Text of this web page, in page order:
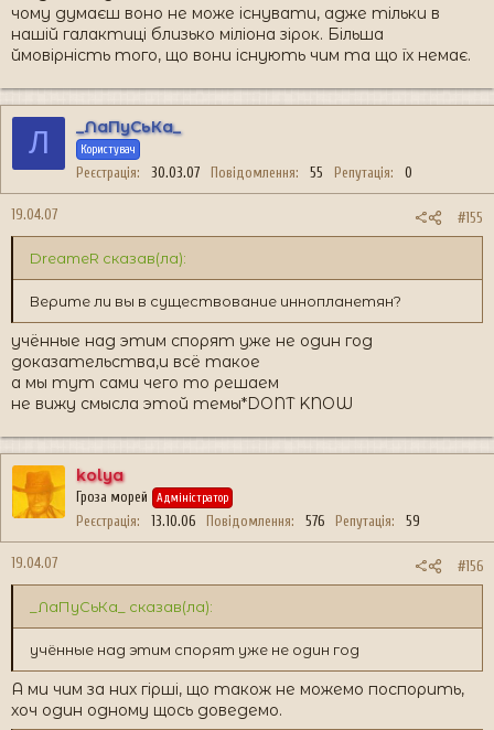
чому думаєш воно не може існувати, адже тільки в
нашій галактиці близько міліона зірок. Більша
ймовірність того, що вони існують чим та що їх немає.
Л _ЛаПуСьКа_
Користувач
Реєстрація 30.03.07 Повідомлення 55 Репутація 0
19.04.07 #155
DreameR сказав(ла):
Верите ли вы в существование иннопланетян?
учённые над этим спорят уже не один год
доказательства,и всё такое
а мы тут сами чего то решаем
не вижу смысла этой темы*DONT KNOW
kolya
Гроза морей Адміністратор
Реєстрація 13.10.06 Повідомлення 576 Репутація 59
19.04.07 #156
_ЛаПуСьКа_ сказав(ла):
учённые над этим спорят уже не один год
А ми чим за них гірші, що також не можемо поспорить,
хоч один одному щось доведемо.